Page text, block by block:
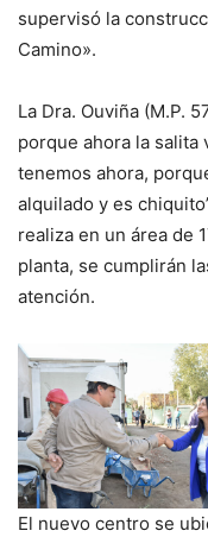
supervisó la
Camino».
La Dra. Ouviña (M.P.
porque ahora la salita
tenemos ahora,
alquilado y es
realiza en un área de
planta, se cumplirán
atención.
El nuevo centro se